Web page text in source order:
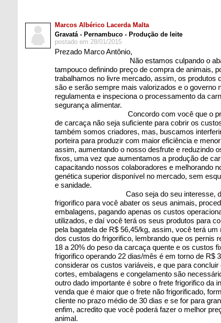
Marcos Albérico Lacerda Malta
Gravatá - Pernambuco - Produção de leite
postado em 28/01/2015
Prezado Marco Antônio,
Não estamos culpando o abate
tampouco definindo preço de compra de animais,
trabalhamos no livre mercado, assim, os produtos
são e serão sempre mais valorizados e o governo
regulamenta e inspeciona o processamento da
segurança alimentar.
Concordo com você que o preço
de carcaça não seja suficiente para cobrir os
também somos criadores, mas, buscamos
porteira para produzir com maior eficiência e
assim, aumentando o nosso desfrute e reduzindo
fixos, uma vez que aumentamos a produção de
capacitando nossos colaboradores e melhorando
genética superior disponível no mercado, sem
e sanidade.
Caso seja do seu interesse,
frigorifico para você abater os seus animais,
embalagens, pagando apenas os custos
utilizados, e daí você terá os seus produtos para
pela bagatela de R$ 56,45/kg, assim, você terá
dos custos do frigorifico, lembrando que os pernis
18 a 20% do peso da carcaça quente e os custos
frigorifico operando 22 dias/mês é em torno de R$
considerar os custos variáveis, e que para
cortes, embalagens e congelamento são
outro dado importante é sobre o frete frigorifico da
venda que é maior que o frete não frigorificado,
cliente no prazo médio de 30 dias e se for para
enfim, acredito que você poderá fazer o melhor
animal.